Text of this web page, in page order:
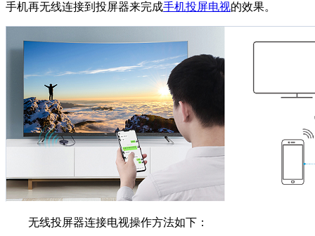
手机再无线连接到投屏器来完成手机投屏电视的效果。
无线投屏器连接电视操作方法如下：